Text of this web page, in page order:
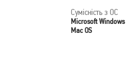
Сумісність з ОС
Microsoft Windows
Mac OS